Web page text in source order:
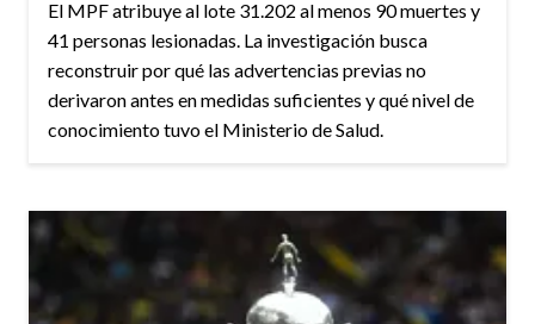
El MPF atribuye al lote 31.202 al menos 90 muertes y
41 personas lesionadas. La investigación busca
reconstruir por qué las advertencias previas no
derivaron antes en medidas suficientes y qué nivel de
conocimiento tuvo el Ministerio de Salud.